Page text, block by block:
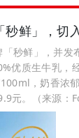
鲜」，切
秒鲜」，并发
优质生牛乳
，奶香浓
元。（来源：